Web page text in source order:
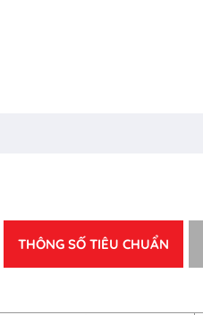
THÔNG SỐ TIÊU CHUẨN